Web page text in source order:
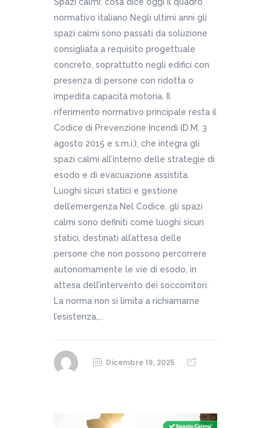
normativo italiano Negli ultimi anni gli
spazi calmi sono passati da soluzione
consigliata a requisito progettuale
concreto, soprattutto negli edifici con
presenza di persone con ridotta o
impedita capacità motoria. Il
riferimento normativo principale resta il
Codice di Prevenzione Incendi (D.M. 3
agosto 2015 e s.m.i.), che integra gli
spazi calmi all’interno delle strategie di
esodo e di evacuazione assistita.
Luoghi sicuri statici e gestione
dell’emergenza Nel Codice, gli spazi
calmi sono definiti come luoghi sicuri
statici, destinati all’attesa delle
persone che non possono percorrere
autonomamente le vie di esodo, in
attesa dell’intervento dei soccorritori.
La norma non si limita a richiamarne
l’esistenza,...
Dicembre 19, 2025